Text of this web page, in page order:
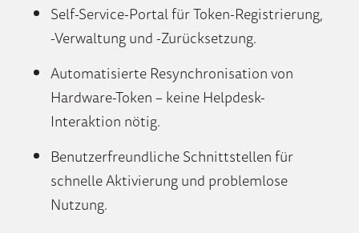
Self-Service-Portal für Token-Registrierung,
-Verwaltung und -Zurücksetzung.
Automatisierte Resynchronisation von
Hardware-Token – keine Helpdesk-
Interaktion nötig.
Benutzerfreundliche Schnittstellen für
schnelle Aktivierung und problemlose
Nutzung.